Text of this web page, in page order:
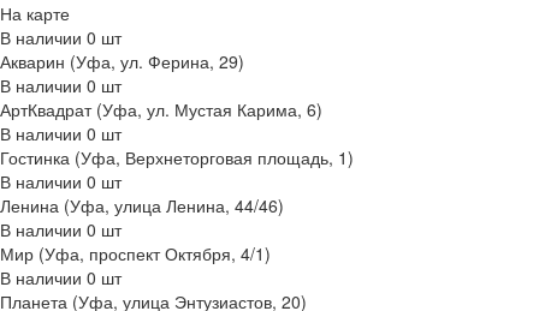
На карте
В наличии 0 шт
Акварин (Уфа, ул. Ферина, 29)
В наличии 0 шт
АртКвадрат (Уфа, ул. Мустая Карима, 6)
В наличии 0 шт
Гостинка (Уфа, Верхнеторговая площадь, 1)
В наличии 0 шт
Ленина (Уфа, улица Ленина, 44/46)
В наличии 0 шт
Мир (Уфа, проспект Октября, 4/1)
В наличии 0 шт
Планета (Уфа, улица Энтузиастов, 20)